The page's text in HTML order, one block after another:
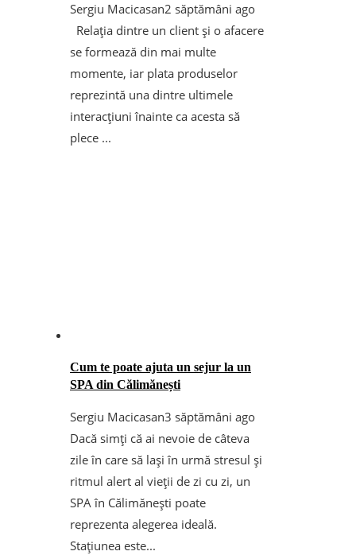
Sergiu Macicasan2 săptămâni ago
Relația dintre un client și o afacere
se formează din mai multe
momente, iar plata produselor
reprezintă una dintre ultimele
interacțiuni înainte ca acesta să
plece ...
Cum te poate ajuta un sejur la un
SPA din Călimănești
Sergiu Macicasan3 săptămâni ago
Dacă simți că ai nevoie de câteva
zile în care să lași în urmă stresul și
ritmul alert al vieții de zi cu zi, un
SPA în Călimănești poate
reprezenta alegerea ideală.
Stațiunea este...